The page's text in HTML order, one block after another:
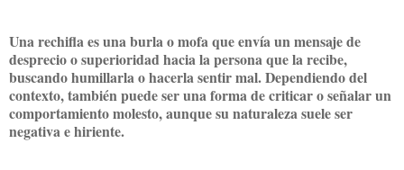
Una rechifla es una burla o mofa que envía un mensaje de
desprecio o superioridad hacia la persona que la recibe,
buscando humillarla o hacerla sentir mal. Dependiendo del
contexto, también puede ser una forma de criticar o señalar un
comportamiento molesto, aunque su naturaleza suele ser
negativa e hiriente.